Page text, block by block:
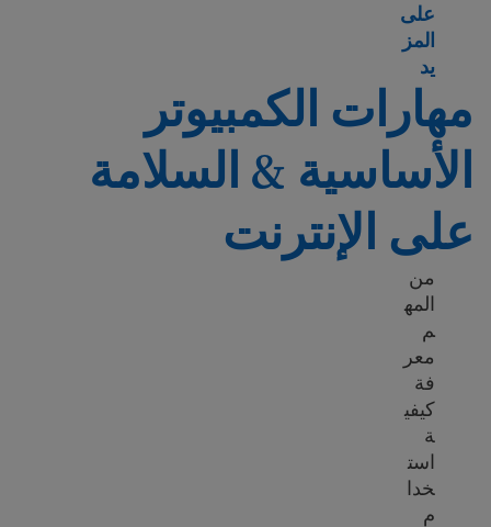
على
المز
يدLearn more about Adult education
مهارات الكمبيوتر
الأساسية & السلامة
على الإنترنت
من
المه
م
معر
فة
كيفي
ة
است
خدا
م